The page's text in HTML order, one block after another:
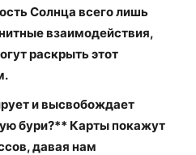
Солнца всего лишь
взаимодействия,
раскрыть этот
и высвобождает
бури?** Карты покажут
давая нам